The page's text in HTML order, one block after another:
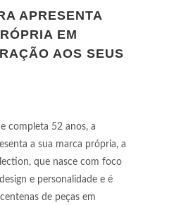
APRESENTA
EM
AOS SEUS
completa 52 anos, a
a sua marca própria, a
que nasce com foco
e personalidade e é
de peças em